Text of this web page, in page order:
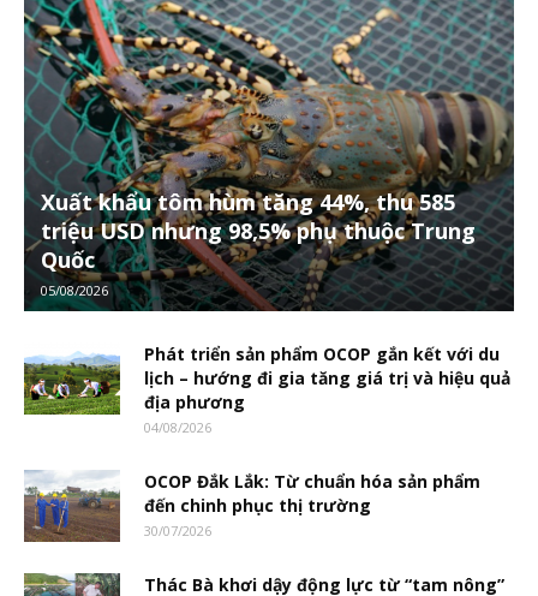
Xuất khẩu tôm hùm tăng 44%, thu 585
triệu USD nhưng 98,5% phụ thuộc Trung
Quốc
05/08/2026
Phát triển sản phẩm OCOP gắn kết với du
lịch – hướng đi gia tăng giá trị và hiệu quả
địa phương
04/08/2026
OCOP Đắk Lắk: Từ chuẩn hóa sản phẩm
đến chinh phục thị trường
30/07/2026
Thác Bà khơi dậy động lực từ “tam nông”